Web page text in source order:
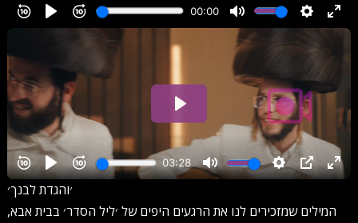
׳והגדת לבנך׳
המילים שמזכירים לנו את הרגעים היפים של ׳ליל הסדר׳ בבית אבא,